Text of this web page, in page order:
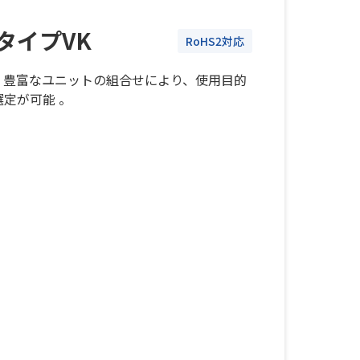
イプVK RoHS2対応
富なユニットの組合せにより、使用目的
が可能 。